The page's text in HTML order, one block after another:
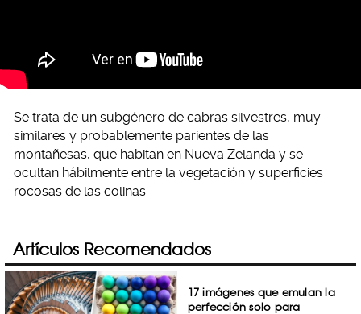
Se trata de un subgénero de cabras silvestres, muy
similares y probablemente parientes de las
montañesas, que habitan en Nueva Zelanda y se
ocultan hábilmente entre la vegetación y superficies
rocosas de las colinas.
Artículos Recomendados
17 imágenes que emulan la
perfección solo para